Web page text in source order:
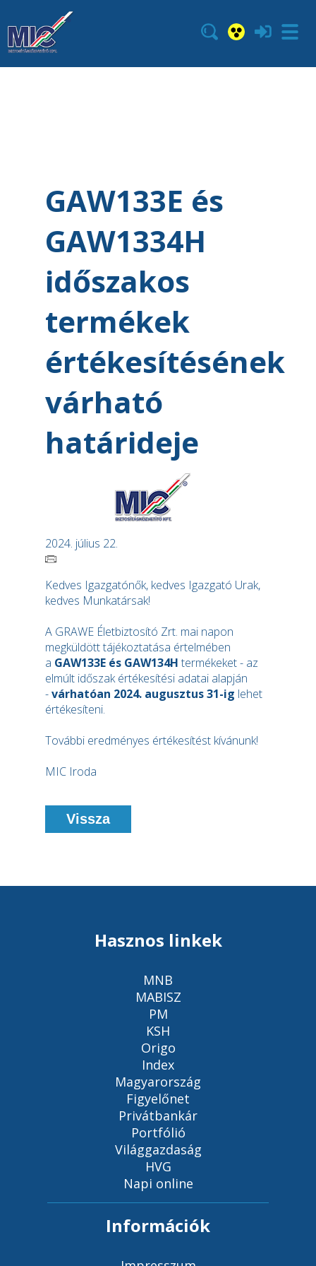
GAW133E és
GAW1334H
időszakos
termékek
értékesítésének
várható
határideje
2024. július 22.
Kedves Igazgatónők, kedves Igazgató Urak,
kedves Munkatársak!
A GRAWE Életbiztosító Zrt. mai napon
megküldött tájékoztatása értelmében
a GAW133E és GAW134H termékeket - az
elmúlt időszak értékesítési adatai alapján
-várhatóan 2024. augusztus 31-ig lehet
értékesíteni.
További eredményes értékesítést kívánunk!
MIC Iroda
Vissza
Hasznos linkek
MNB
MABISZ
PM
KSH
Origo
Index
Magyarország
Figyelőnet
Privátbankár
Portfólió
Világgazdaság
HVG
Napi online
Információk